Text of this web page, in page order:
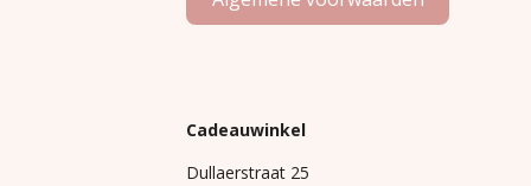
Cadeauwinkel
Dullaerstraat 25